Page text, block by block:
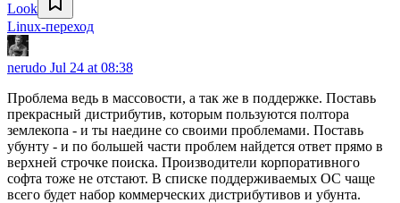
Look
Linux-переход
nerudo Jul 24 at 08:38
Проблема ведь в массовости, а так же в поддержке. Поставь
прекрасный дистрибутив, которым пользуются полтора
землекопа - и ты наедине со своими проблемами. Поставь
убунту - и по большей части проблем найдется ответ прямо в
верхней строчке поиска. Производители корпоративного
софта тоже не отстают. В списке поддерживаемых ОС чаще
всего будет набор коммерческих дистрибутивов и убунта.